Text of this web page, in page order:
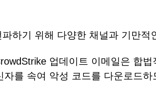
하기 위해 다양한 채널과 기만적
업데이트 이메일은 합
자를 속여 악성 코드를 다운로드